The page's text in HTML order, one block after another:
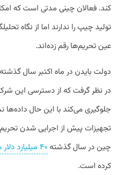
کند. فعالان چینی مدتی است که
تولید چیپ را ندارند اما از نگاه
عین تحریم‌ها رقم زده‌اند.
دولت بایدن در ماه اکتبر سال
در نظر گرفت که از دسترسی این
جلوگیری می‌کند با این حال داده‌ها
تجهیزات پیش از اجرایی شدن
چین در سال گذشته ۴۰ میلیارد دلار ماشین‌آلات تولید چیپ
کرده است.